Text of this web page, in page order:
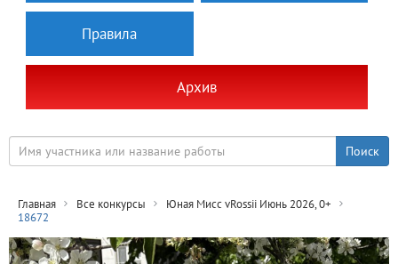
Правила
Архив
Главная Все конкурсы
Юная Мисс vRossii Июнь 2026, 0+
18672